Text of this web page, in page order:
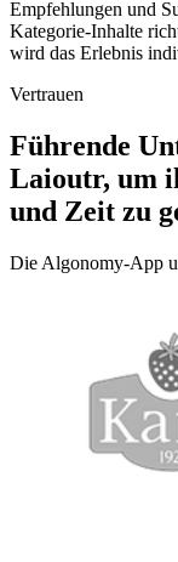
Empfehlungen und
Kategorie-Inhalte
wird das Erlebnis
Vertrauen
Führende
Laioutr, um
und Zeit zu
Die Algonomy-App